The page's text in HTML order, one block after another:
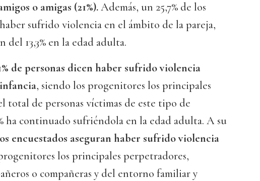
o amigas (21%).Además, un 25,7% de los
sufrido violencia en el ámbito de la pareja,
13,3% en la edad adulta.
de personas dicen haber sufrido violencia
, siendo los progenitores los principales
total de personas víctimas de este tipo de
ha continuado sufriéndola en la edad adulta. A su
encuestados aseguran haber sufrido violencia
los principales perpetradores,
o compañeras y del entorno familiar y